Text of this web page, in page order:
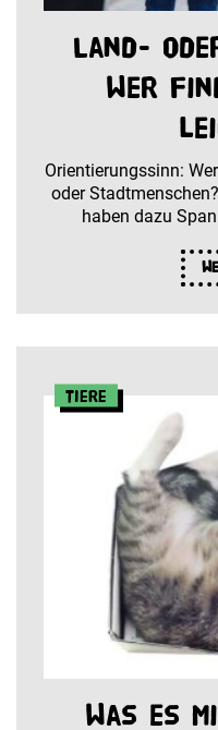
Land-
Wer
Orientierungssinn:
oder
haben dazu
Tiere
Was es